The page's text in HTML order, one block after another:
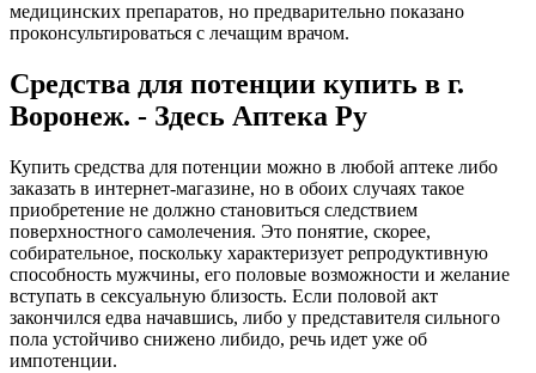
медицинских препаратов, но предварительно показано
проконсультироваться с лечащим врачом.
Средства для потенции купить в г.
Воронеж. - Здесь Аптека Ру
Купить средства для потенции можно в любой аптеке либо
заказать в интернет-магазине, но в обоих случаях такое
приобретение не должно становиться следствием
поверхностного самолечения. Это понятие, скорее,
собирательное, поскольку характеризует репродуктивную
способность мужчины, его половые возможности и желание
вступать в сексуальную близость. Если половой акт
закончился едва начавшись, либо у представителя сильного
пола устойчиво снижено либидо, речь идет уже об
импотенции.